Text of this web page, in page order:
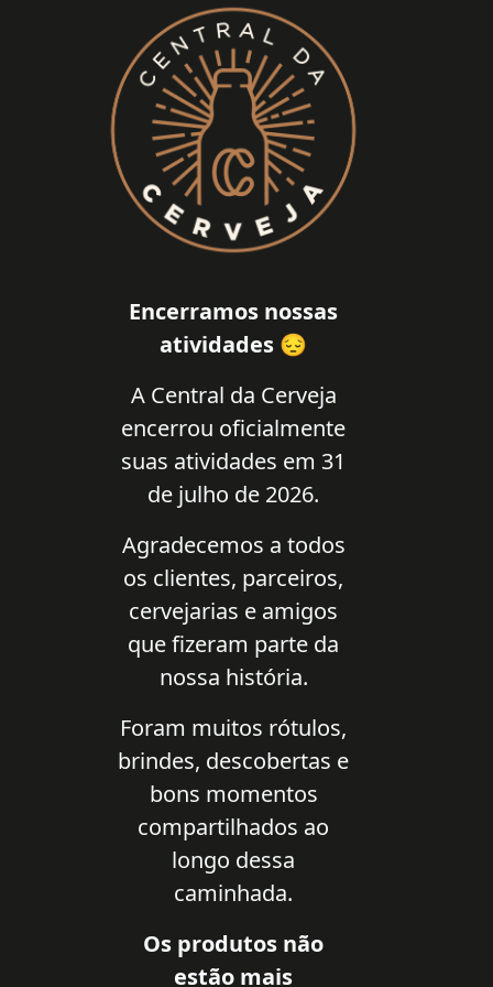
Encerramos nossas
atividades 😔
A Central da Cerveja
encerrou oficialmente
suas atividades em 31
de julho de 2026.
Agradecemos a todos
os clientes, parceiros,
cervejarias e amigos
que fizeram parte da
nossa história.
Foram muitos rótulos,
brindes, descobertas e
bons momentos
compartilhados ao
longo dessa
caminhada.
Os produtos não
estão mais